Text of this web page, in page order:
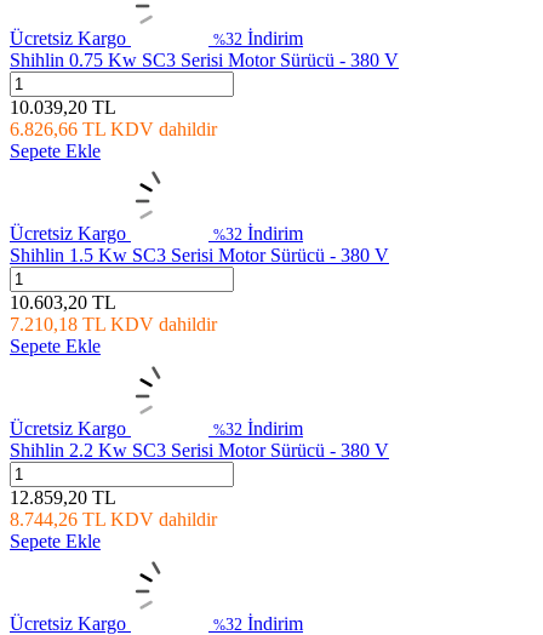
Ücretsiz Kargo %32 İndirim
Shihlin 0.75 Kw SC3 Serisi Motor Sürücü - 380 V
10.039,20 TL
6.826,66 TL KDV dahildir
Sepete Ekle
Ücretsiz Kargo %32 İndirim
Shihlin 1.5 Kw SC3 Serisi Motor Sürücü - 380 V
10.603,20 TL
7.210,18 TL KDV dahildir
Sepete Ekle
Ücretsiz Kargo %32 İndirim
Shihlin 2.2 Kw SC3 Serisi Motor Sürücü - 380 V
12.859,20 TL
8.744,26 TL KDV dahildir
Sepete Ekle
Ücretsiz Kargo %32 İndirim